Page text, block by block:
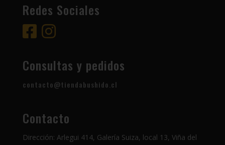
Redes Sociales
Consultas y pedidos
contacto@tiendabushido.cl
Contacto
Dirección: Arlegui 414, Galería Suiza, local 13, Viña del